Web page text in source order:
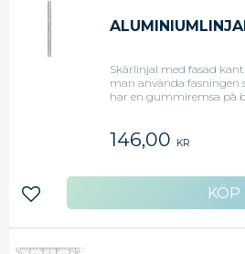
Skärlinjal med fasad
man använda fasningen
har en gummiremsa på
3,5cm <li>Original art.nr:
146,00 KR
Lägg till i favoriter